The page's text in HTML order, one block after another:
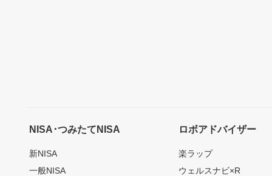
NISA･つみたてNISA
新NISA
一般NISA
ロボアドバイザー
楽ラップ
ウェルスナビ×R